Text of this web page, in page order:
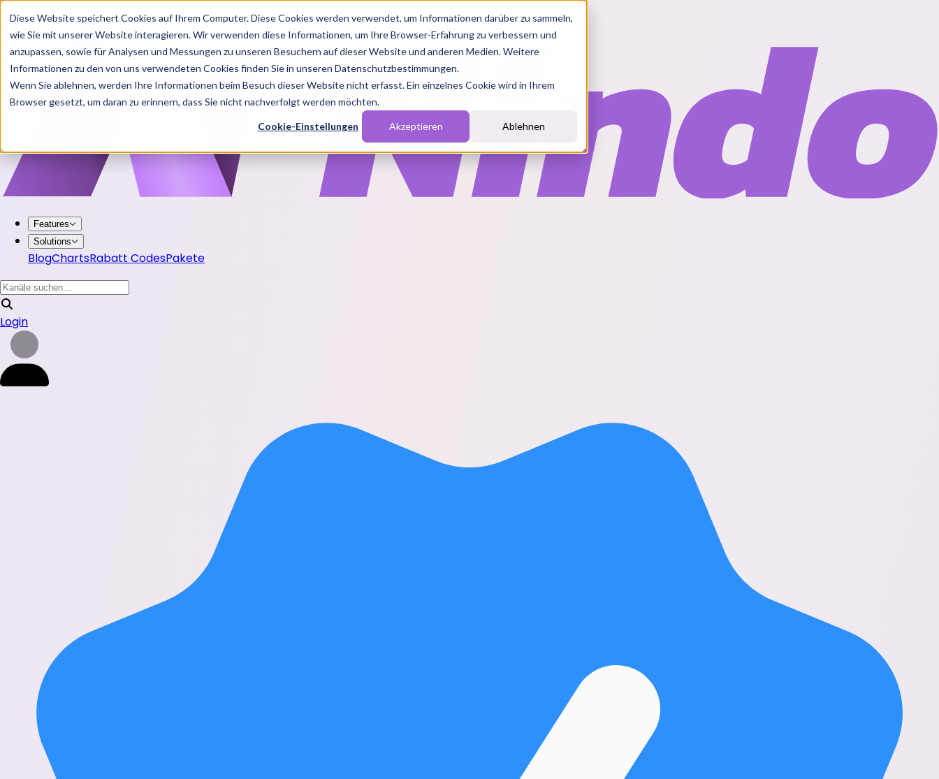
Diese Website speichert Cookies auf Ihrem Computer. Diese Cookies werden verwendet, um Informationen darüber zu sammeln,
wie Sie mit unserer Website interagieren. Wir verwenden diese Informationen, um Ihre Browser-Erfahrung zu verbessern und
anzupassen, sowie für Analysen und Messungen zu unseren Besuchern auf dieser Website und anderen Medien. Weitere
Informationen zu den von uns verwendeten Cookies finden Sie in unseren Datenschutzbestimmungen.
Wenn Sie ablehnen, werden Ihre Informationen beim Besuch dieser Website nicht erfasst. Ein einzelnes Cookie wird in Ihrem
Browser gesetzt, um daran zu erinnern, dass Sie nicht nachverfolgt werden möchten.
Cookie-Einstellungen Akzeptieren Ablehnen
Features
Solutions
BlogChartsRabatt CodesPakete
Login